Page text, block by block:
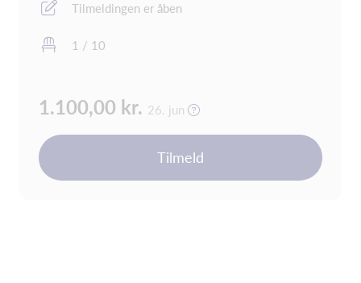
Tilmeldingen er åben
1 / 10
1.100,00 kr. 26. jun
Tilmeld